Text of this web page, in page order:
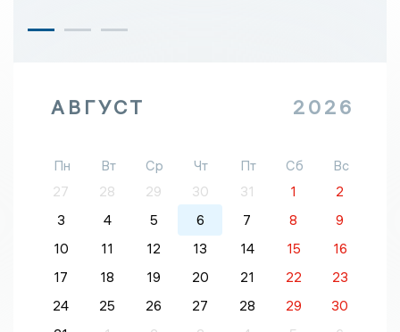
АВГУСТ 2026
Пн Вт Ср Чт Пт Сб
Вс
27
28 29 30 31 1
2
3
4 5 6 7 8
9
10
11 12 13 14 15
16
17
18 19 20 21 22
23
24
25 26 27 28 29
30